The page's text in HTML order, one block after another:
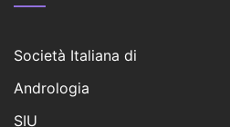
Società Italiana di
Andrologia
SIU